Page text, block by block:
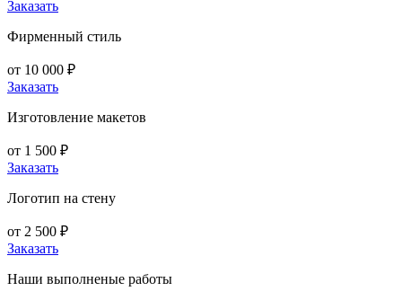
Заказать
Фирменный стиль
от 10 000 ₽
Заказать
Изготовление макетов
от 1 500 ₽
Заказать
Логотип на стену
от 2 500 ₽
Заказать
Наши выполненые работы